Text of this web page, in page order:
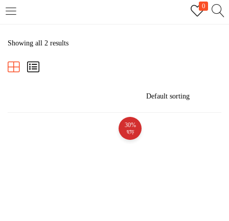
0
REGISTER
Showing all 2 results
30%
ছাড়